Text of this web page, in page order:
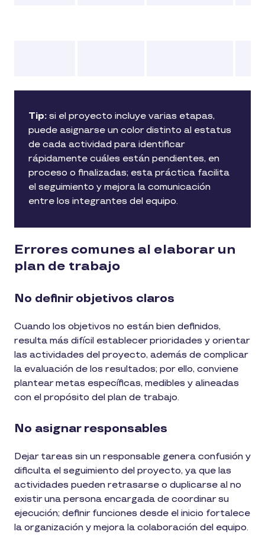
Tip: si el proyecto incluye varias etapas,
puede asignarse un color distinto al estatus
de cada actividad para identificar
rápidamente cuáles están pendientes, en
proceso o finalizadas; esta práctica facilita
el seguimiento y mejora la comunicación
entre los integrantes del equipo.
Errores comunes al elaborar un
plan de trabajo
No definir objetivos claros
Cuando los objetivos no están bien definidos,
resulta más difícil establecer prioridades y orientar
las actividades del proyecto, además de complicar
la evaluación de los resultados; por ello, conviene
plantear metas específicas, medibles y alineadas
con el propósito del plan de trabajo.
No asignar responsables
Dejar tareas sin un responsable genera confusión y
dificulta el seguimiento del proyecto, ya que las
actividades pueden retrasarse o duplicarse al no
existir una persona encargada de coordinar su
ejecución; definir funciones desde el inicio fortalece
la organización y mejora la colaboración del equipo.